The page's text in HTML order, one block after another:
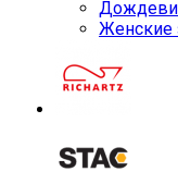
Женские